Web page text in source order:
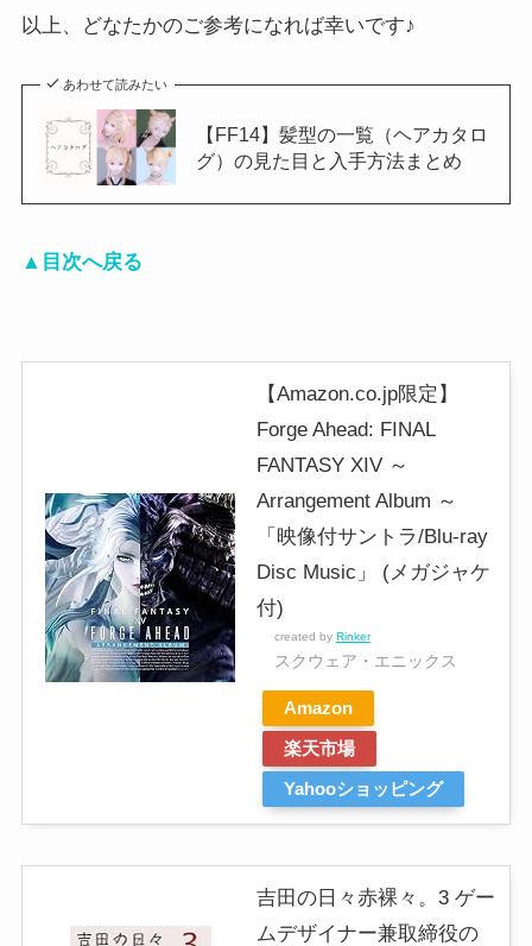
以上、どなたかのご参考になれば幸いです♪
あわせて読みたい
【FF14】髪型の一覧（ヘアカタロ
グ）の見た目と入手方法まとめ
▲目次へ戻る
【Amazon.co.jp限定】
Forge Ahead: FINAL
FANTASY XIV ～
Arrangement Album ～
「映像付サントラ/Blu-ray
Disc Music」 (メガジャケ
付)
created by Rinker
スクウェア・エニックス
Amazon
楽天市場
Yahooショッピング
吉田の日々赤裸々。3 ゲー
ムデザイナー兼取締役の